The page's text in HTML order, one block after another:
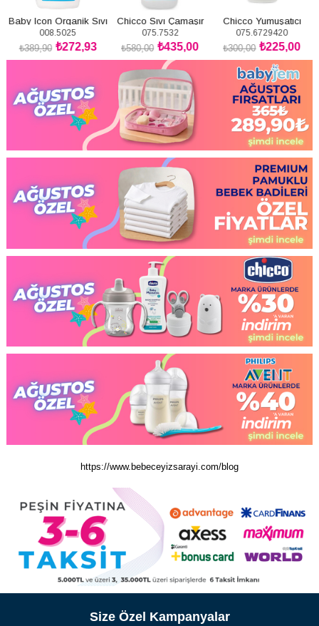
Baby Icon Organik Sıvı
Çamaşır Deterjanı
1500ml
008.5025
₺272,93
₺389,90
SEPETE
EKLE
Chicco Sıvı Çamaşır
Deterjanı 1500 ml
075.7532
₺435,00
₺580,00
SEPETE
EKLE
Chicco Yumuşatıcı
Pudra Tazeliği 750 ml
075.6729420
₺225,00
₺300,00
SEPETE
EKLE
https://www.bebeceyizsarayi.com/blog
Size Özel Kampanyalar